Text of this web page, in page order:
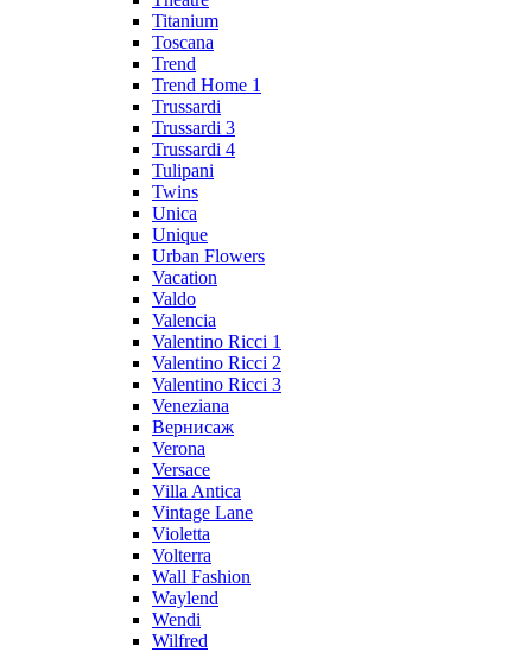
Titanium
Toscana
Trend
Trend Home 1
Trussardi
Trussardi 3
Trussardi 4
Tulipani
Twins
Unica
Unique
Urban Flowers
Vacation
Valdo
Valencia
Valentino Ricci 1
Valentino Ricci 2
Valentino Ricci 3
Veneziana
Вернисаж
Verona
Versace
Villa Antica
Vintage Lane
Violetta
Volterra
Wall Fashion
Waylend
Wendi
Wilfred